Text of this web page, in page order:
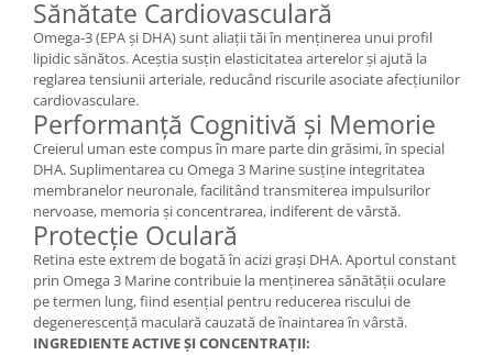
Sănătate Cardiovasculară
Omega-3 (EPA și DHA) sunt aliații tăi în menținerea unui profil
lipidic sănătos. Aceștia susțin elasticitatea arterelor și ajută la
reglarea tensiunii arteriale, reducând riscurile asociate afecțiunilor
cardiovasculare.
Performanță Cognitivă și Memorie
Creierul uman este compus în mare parte din grăsimi, în special
DHA. Suplimentarea cu Omega 3 Marine susține integritatea
membranelor neuronale, facilitând transmiterea impulsurilor
nervoase, memoria și concentrarea, indiferent de vârstă.
Protecție Oculară
Retina este extrem de bogată în acizi grași DHA. Aportul constant
prin Omega 3 Marine contribuie la menținerea sănătății oculare
pe termen lung, fiind esențial pentru reducerea riscului de
degenerescență maculară cauzată de înaintarea în vârstă.
INGREDIENTE ACTIVE ȘI CONCENTRAȚII: